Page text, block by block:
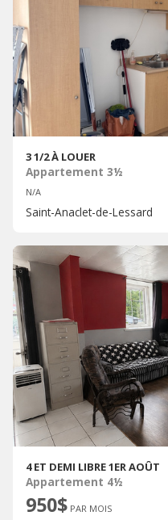
3 1/2 À LOUER
Appartement 3½
N/A
Saint-Anaclet-de-Lessard
4 ET DEMI LIBRE 1ER AOÛT
Appartement 4½
950$ PAR MOIS